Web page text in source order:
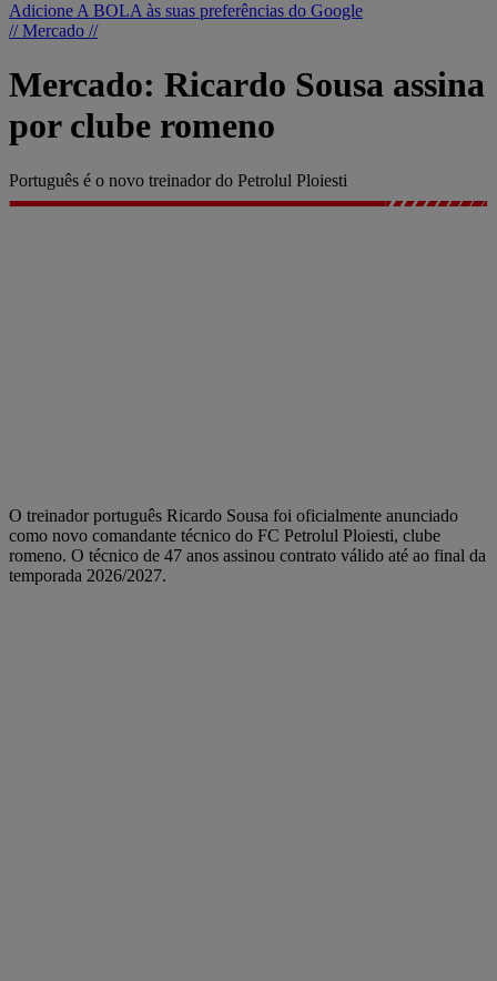
Adicione A BOLA às suas preferências do Google
// Mercado //
Mercado: Ricardo Sousa assina
por clube romeno
Português é o novo treinador do Petrolul Ploiesti
O treinador português Ricardo Sousa foi oficialmente anunciado
como novo comandante técnico do FC Petrolul Ploiesti, clube
romeno. O técnico de 47 anos assinou contrato válido até ao final da
temporada 2026/2027.